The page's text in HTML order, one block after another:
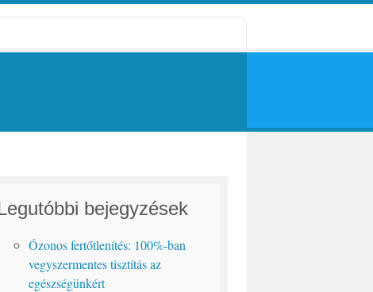
bejegyzések
Ózonos fertőtlenítés: 100%-ban
vegyszermentes tisztítás az
egészségünkért